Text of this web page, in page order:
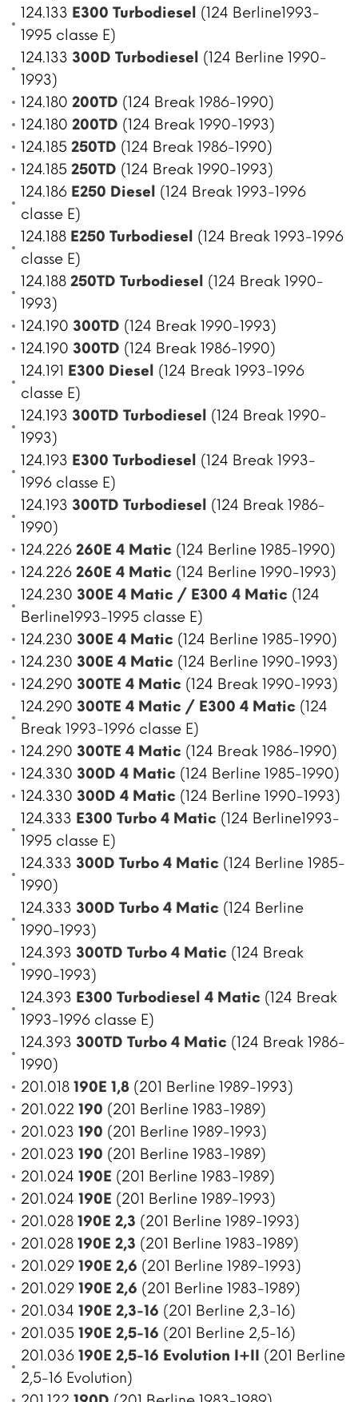
124.133 E300 Turbodiesel (124 Berline1993-
1995 classe E)
124.133 300D Turbodiesel (124 Berline 1990-
1993)
124.180 200TD (124 Break 1986-1990)
124.180 200TD (124 Break 1990-1993)
124.185 250TD (124 Break 1986-1990)
124.185 250TD (124 Break 1990-1993)
124.186 E250 Diesel (124 Break 1993-1996
classe E)
124.188 E250 Turbodiesel (124 Break 1993-1996
classe E)
124.188 250TD Turbodiesel (124 Break 1990-
1993)
124.190 300TD (124 Break 1990-1993)
124.190 300TD (124 Break 1986-1990)
124.191 E300 Diesel (124 Break 1993-1996
classe E)
124.193 300TD Turbodiesel (124 Break 1990-
1993)
124.193 E300 Turbodiesel (124 Break 1993-
1996 classe E)
124.193 300TD Turbodiesel (124 Break 1986-
1990)
124.226 260E 4 Matic (124 Berline 1985-1990)
124.226 260E 4 Matic (124 Berline 1990-1993)
124.230 300E 4 Matic / E300 4 Matic (124
Berline1993-1995 classe E)
124.230 300E 4 Matic (124 Berline 1985-1990)
124.230 300E 4 Matic (124 Berline 1990-1993)
124.290 300TE 4 Matic (124 Break 1990-1993)
124.290 300TE 4 Matic / E300 4 Matic (124
Break 1993-1996 classe E)
124.290 300TE 4 Matic (124 Break 1986-1990)
124.330 300D 4 Matic (124 Berline 1985-1990)
124.330 300D 4 Matic (124 Berline 1990-1993)
124.333 E300 Turbo 4 Matic (124 Berline1993-
1995 classe E)
124.333 300D Turbo 4 Matic (124 Berline 1985-
1990)
124.333 300D Turbo 4 Matic (124 Berline
1990-1993)
124.393 300TD Turbo 4 Matic (124 Break
1990-1993)
124.393 E300 Turbodiesel 4 Matic (124 Break
1993-1996 classe E)
124.393 300TD Turbo 4 Matic (124 Break 1986-
1990)
201.018 190E 1,8 (201 Berline 1989-1993)
201.022 190 (201 Berline 1983-1989)
201.023 190 (201 Berline 1989-1993)
201.023 190 (201 Berline 1983-1989)
201.024 190E (201 Berline 1983-1989)
201.024 190E (201 Berline 1989-1993)
201.028 190E 2,3 (201 Berline 1989-1993)
201.028 190E 2,3 (201 Berline 1983-1989)
201.029 190E 2,6 (201 Berline 1989-1993)
201.029 190E 2,6 (201 Berline 1983-1989)
201.034 190E 2,3-16 (201 Berline 2,3-16)
201.035 190E 2,5-16 (201 Berline 2,5-16)
201.036 190E 2,5-16 Evolution I+II (201 Berline
2,5-16 Evolution)